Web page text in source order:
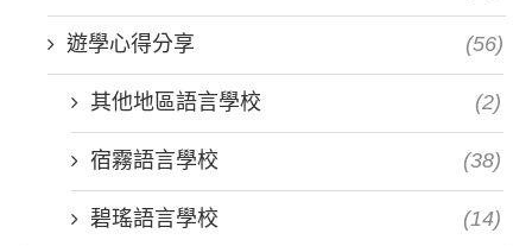
遊學心得分享 (56)
其他地區語言學校 (2)
宿霧語言學校 (38)
碧瑤語言學校 (14)